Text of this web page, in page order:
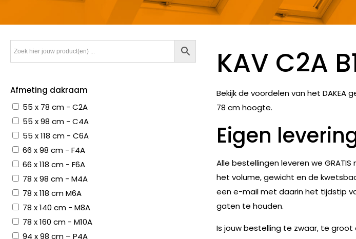
KAV C2A
Bekijk de voordelen van het DAKEA
78 cm hoogte.
Eigen
Alle bestellingen leveren we
het volume, gewicht en de
een e-mail met daarin het tijdstip
gaten te houden.
Is jouw bestelling te zwaar, te
Afmeting dakraam
55 x 78 cm - C2A
55 x 98 cm - C4A
55 x 118 cm - C6A
66 x 98 cm - F4A
66 x 118 cm - F6A
78 x 98 cm - M4A
78 x 118 cm M6A
78 x 140 cm - M8A
78 x 160 cm - M10A
94 x 98 cm – P4A